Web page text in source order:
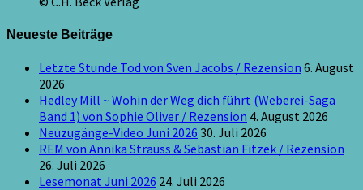
Neueste Beiträge
Letzte Stunde Tod von Sven Jacobs / Rezension 6. August
2026
Hedley Mill ~ Wohin der Weg dich führt (Weberei-Saga
Band 1) von Sophie Oliver / Rezension 4. August 2026
Neuzugänge-Video Juni 2026 30. Juli 2026
REM von Annika Strauss & Sebastian Fitzek / Rezension
26. Juli 2026
Lesemonat Juni 2026 24. Juli 2026